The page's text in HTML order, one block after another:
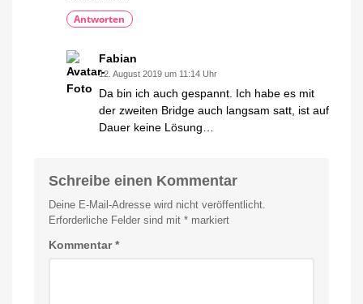
Antworten
Fabian
12. August 2019 um 11:14 Uhr
Da bin ich auch gespannt. Ich habe es mit
der zweiten Bridge auch langsam satt, ist auf
Dauer keine Lösung…
Schreibe einen Kommentar
Deine E-Mail-Adresse wird nicht veröffentlicht.
Erforderliche Felder sind mit * markiert
Kommentar*